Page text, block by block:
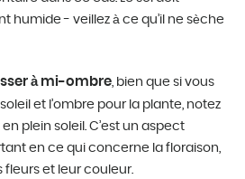
humide - veillez à ce qu’il ne sèche
à mi-ombre, bien que si vous
et l’ombre pour la plante, notez
plein soleil. C’est un aspect
en ce qui concerne la floraison,
et leur couleur.